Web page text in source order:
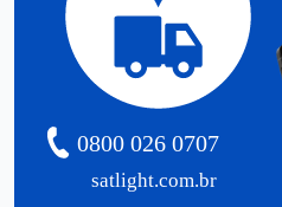
satlight.com.br
0800 026 0707